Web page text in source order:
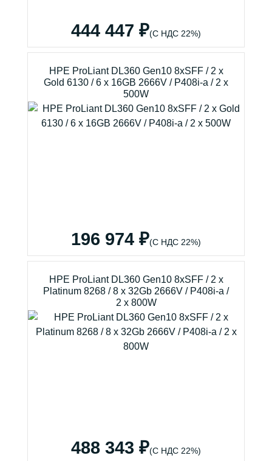
444 447 ₽(С НДС 22%)
HPE ProLiant DL360 Gen10 8xSFF / 2 x
Gold 6130 / 6 x 16GB 2666V / P408i-a / 2 x
500W
196 974 ₽(С НДС 22%)
HPE ProLiant DL360 Gen10 8xSFF / 2 x
Platinum 8268 / 8 x 32Gb 2666V / P408i-a /
2 x 800W
488 343 ₽(С НДС 22%)